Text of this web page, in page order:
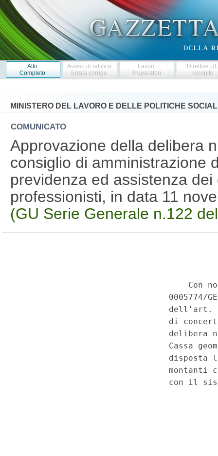
Atto
Completo
Avviso di rettifica
Errata corrige
Lavori
Preparatori
Direttive
recepite
MINISTERO DEL LAVORO E DELLE POLITICHE
COMUNICATO
Approvazione della delibera
consiglio di amministrazione
previdenza ed assistenza
professionisti, in data 11
(GU Serie Generale n.122